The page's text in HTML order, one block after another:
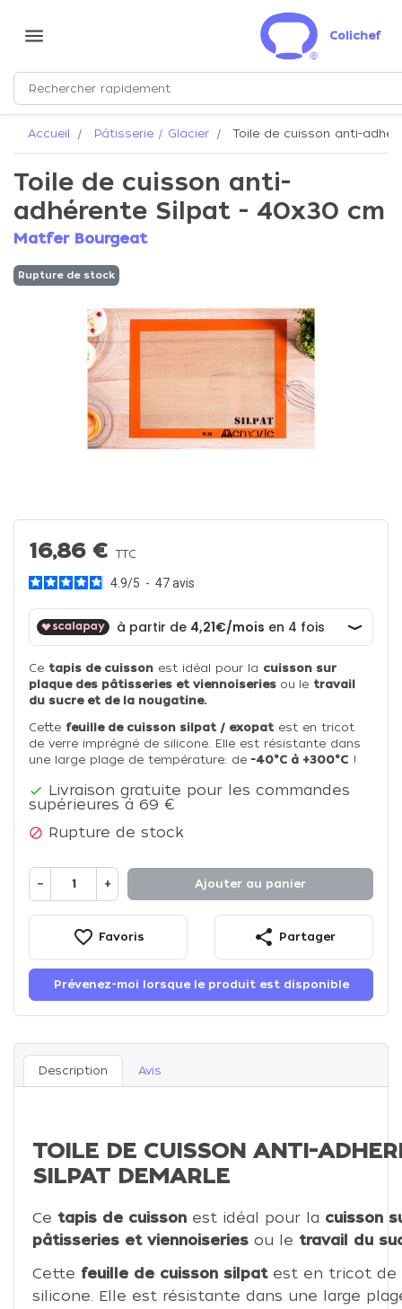
menu Colichef
Accueil Pâtisserie / Glacier Toile de cuisson anti-
Toile de cuisson anti-
adhérente Silpat - 40x30 cm
Matfer Bourgeat
Rupture de stock
16,86 €TTC
4.9/5 - 47avis
Ce tapis de cuisson est idéal pour la cuisson sur
plaque des pâtisseries et viennoiseries ou le travail
du sucre et de la nougatine.
Cette feuille de cuisson silpat / exopat est en tricot
de verre imprégné de silicone. Elle est résistante dans
une large plage de température: de -40°C à +300°C !
 Livraison gratuite pour les commandes
supérieures à 69 €
 Rupture de stock
− + Ajouter au panier
favorite_border Favoris share Partager
Prévenez-moi lorsque le produit est disponible
Description Avis
TOILE DE CUISSON ANTI-
SILPAT DEMARLE
Ce tapis de cuisson est idéal pour la cuisson
pâtisseries et viennoiseries ou le travail du
Cette feuille de cuisson silpat est en tricot de
silicone. Elle est résistante dans une large